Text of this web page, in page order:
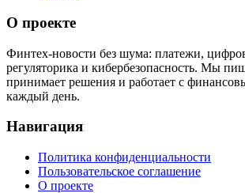
О проекте
Финтех-новости без шума: платежи,
регуляторика и кибербезопасность. Мы
принимает решения и работает с
каждый день.
Навигация
Политика конфиденциальности
Пользовательское соглашение
О проекте